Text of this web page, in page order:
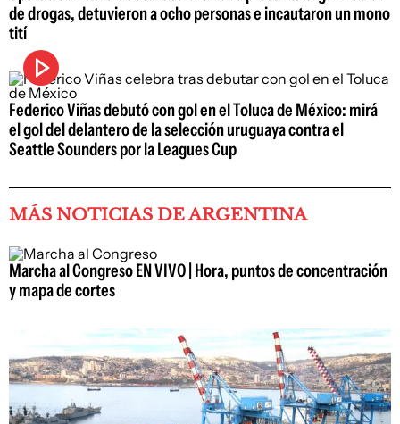
de drogas, detuvieron a ocho personas e incautaron un mono
tití
Federico Viñas debutó con gol en el Toluca de México: mirá
el gol del delantero de la selección uruguaya contra el
Seattle Sounders por la Leagues Cup
MÁS NOTICIAS DE ARGENTINA
Marcha al Congreso EN VIVO | Hora, puntos de concentración
y mapa de cortes